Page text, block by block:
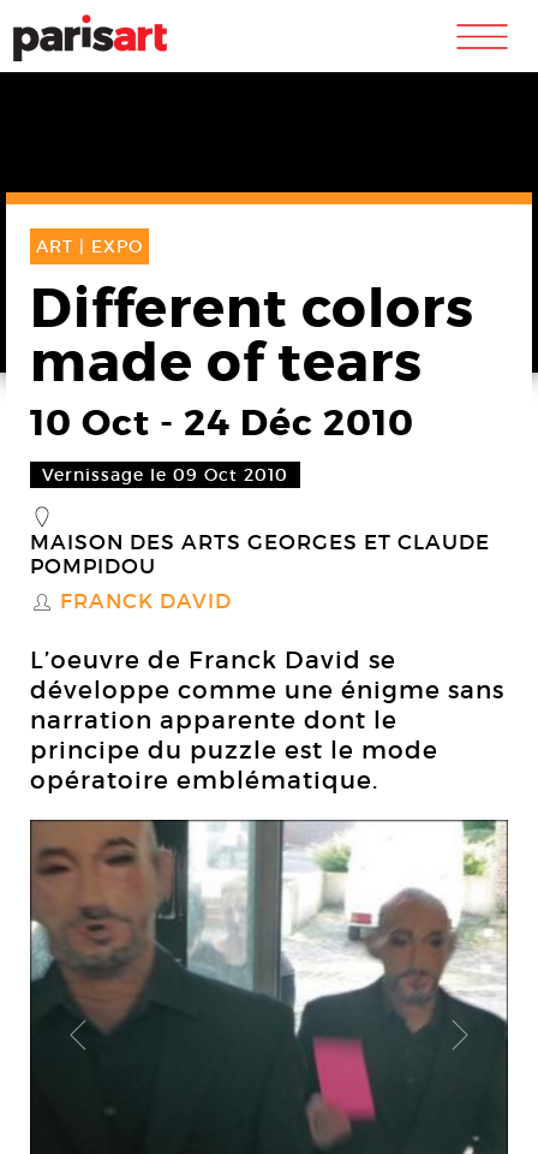
m
ART | EXPO
Different colors
made of tears
10 Oct - 24 Déc 2010
Vernissage le 09 Oct 2010
_
MAISON DES ARTS GEORGES ET CLAUDE
POMPIDOU
S FRANCK DAVID
L’oeuvre de Franck David se
développe comme une énigme sans
narration apparente dont le
principe du puzzle est le mode
opératoire emblématique.